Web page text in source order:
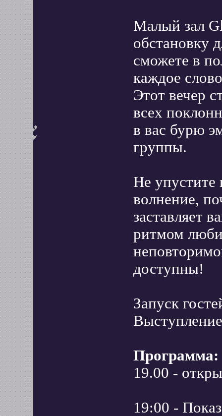
Малый зал
обстановку
сможете в
каждое
Этот вечер
всех
в вас бурю
группы.
Не упустите
волнение,
заставляет
ритмом
доступны!
Запуск
Программа:
19.00 -
19:00 -